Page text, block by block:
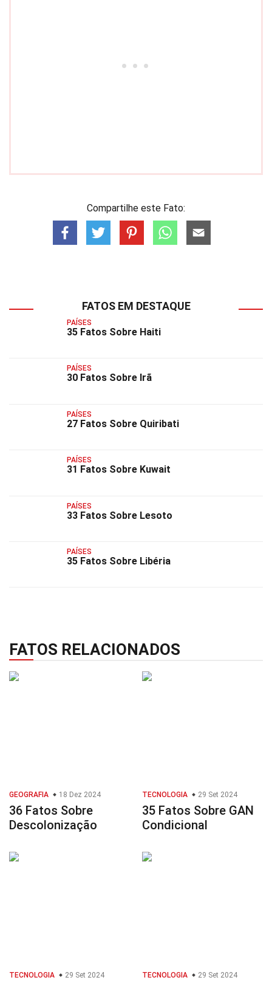
Compartilhe este Fato:
FATOS EM DESTAQUE
PAÍSES
35 Fatos Sobre Haiti
PAÍSES
30 Fatos Sobre Irã
PAÍSES
27 Fatos Sobre Quiribati
PAÍSES
31 Fatos Sobre Kuwait
PAÍSES
33 Fatos Sobre Lesoto
PAÍSES
35 Fatos Sobre Libéria
FATOS RELACIONADOS
GEOGRAFIA 18 Dez 2024
36 Fatos Sobre
Descolonização
TECNOLOGIA 29 Set 2024
35 Fatos Sobre GAN
Condicional
TECNOLOGIA 29 Set 2024 TECNOLOGIA 29 Set 2024